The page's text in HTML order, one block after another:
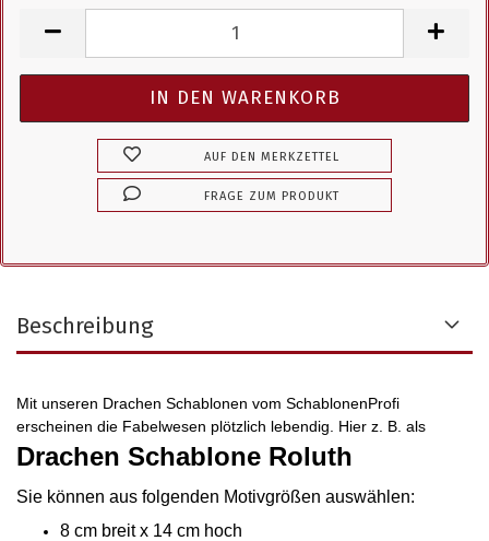
AUF DEN MERKZETTEL
FRAGE ZUM PRODUKT
Beschreibung
Mit unseren Drachen Schablonen vom SchablonenProfi
erscheinen die Fabelwesen plötzlich lebendig. Hier z. B. als
Drachen Schablone Roluth
Sie können aus folgenden Motivgrößen auswählen:
8 cm breit x 14 cm hoch